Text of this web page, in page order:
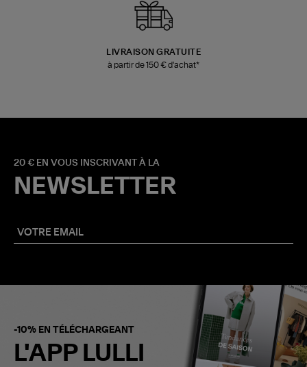
LIVRAISON GRATUITE
à partir de 150 € d'achat*
20 € EN VOUS INSCRIVANT À LA
NEWSLETTER
-10% EN TÉLÉCHARGEANT
L'APP LULLI